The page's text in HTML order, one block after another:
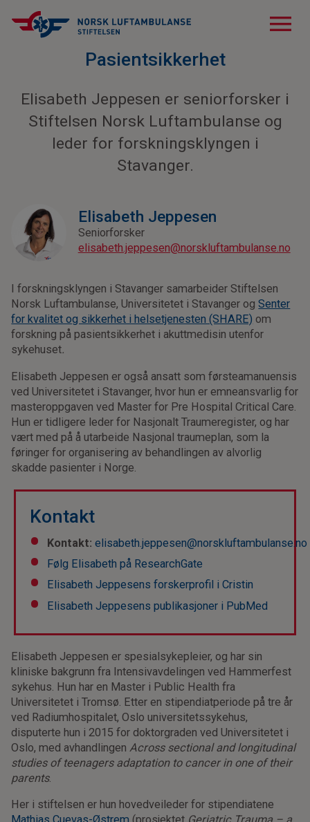
menu
Pasientsikkerhet
Elisabeth Jeppesen er seniorforsker i
Stiftelsen Norsk Luftambulanse og
leder for forskningsklyngen i
Stavanger.
Elisabeth Jeppesen
Seniorforsker
elisabeth.jeppesen@norskluftambulanse.no
I forskningsklyngen i Stavanger samarbeider Stiftelsen
Norsk Luftambulanse, Universitetet i Stavanger ogSenter
for kvalitet og sikkerhet i helsetjenesten (SHARE) om
forskning på pasientsikkerhet i akuttmedisin utenfor
sykehuset.
Elisabeth Jeppesen er også ansatt som førsteamanuensis
ved Universitetet i Stavanger, hvor hun er emneansvarlig for
masteroppgaven ved Master for Pre Hospital Critical Care.
Hun er tidligere leder for Nasjonalt Traumeregister, og har
vært med på å utarbeide Nasjonal traumeplan, som la
føringer for organisering av behandlingen av alvorlig
skadde pasienter i Norge.
Kontakt
Kontakt: elisabeth.jeppesen@norskluftambulanse.no
Følg Elisabeth på ResearchGate
Elisabeth Jeppesens forskerprofil i Cristin
Elisabeth Jeppesens publikasjoner i PubMed
Elisabeth Jeppesen er spesialsykepleier, og har sin
kliniske bakgrunn fra Intensivavdelingen ved Hammerfest
sykehus. Hun har en Master i Public Health fra
Universitetet i Tromsø. Etter en stipendiatperiode på tre år
ved Radiumhospitalet, Oslo universitetssykehus,
disputerte hun i 2015 for doktorgraden ved Universitetet i
Oslo, med avhandlingen Across sectional and longitudinal
studies of teenagers adaptation to cancer in one of their
parents.
Her i stiftelsen er hun hovedveileder for stipendiatene